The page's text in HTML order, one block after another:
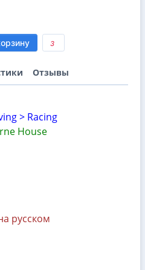
3
Отзывы
> Racing
House
русском